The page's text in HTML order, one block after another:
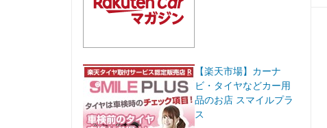
【楽天市場】カーナ
ビ・タイヤなどカー用
品のお店 スマイルプラ
ス